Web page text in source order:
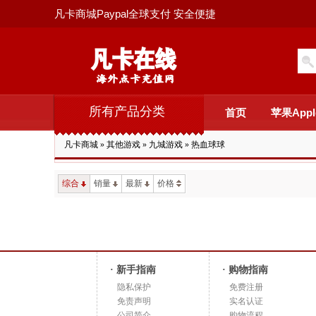
凡卡商城Paypal全球支付 安全便捷
所有产品分类 首页 苹果
凡卡商城 » 其他游戏 » 九城游戏 » 热血球球
综合 销量 最新 价格
· 新手指南
隐私保护
免责声明
· 购物指南
免费注册
实名认证